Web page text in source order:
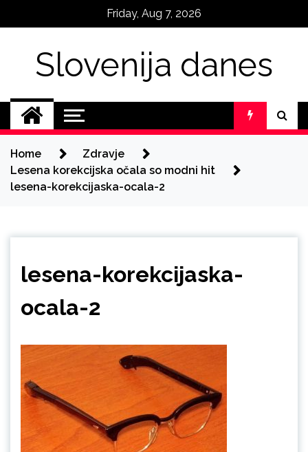
Friday, Aug 7, 2026
Slovenija danes
Home
Zdravje
Lesena korekcijska očala so modni hit
lesena-korekcijaska-ocala-2
lesena-korekcijaska-
ocala-2